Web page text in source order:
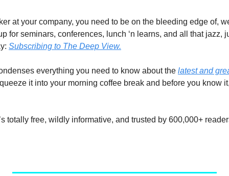
at your company, you need to be on the bleeding edge of,
for seminars, conferences, lunch ‘n learns, and all that jazz,
Subscribing to The Deep View.
everything you need to know about the latest and
it into your morning coffee break and before you know
totally free, wildly informative, and trusted by 600,000+